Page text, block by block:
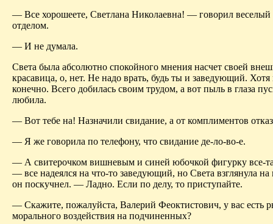
— Все хорошеете, Светлана Николаевна! — говорил
отделом.
— И не думала.
Света была абсолютно спокойного мнения насчет своей
красавица, о, нет. Не надо врать, будь ты и заведующий. Хотя
конечно. Всего добилась своим трудом, а вот пыль в глаза
любила.
— Вот тебе на! Назначили свидание, а от комплиментов
— Я же говорила по телефону, что свидание де-ло-во-е.
— А свитерочком вишневым и синей юбочкой фигурку все-
— все надеялся на что-то заведующий, но Света взглянула на
он поскучнел. — Ладно. Если по делу, то приступайте.
— Скажите, пожалуйста, Валерий Феоктистович, у вас есть
морального воздействия на подчиненных?